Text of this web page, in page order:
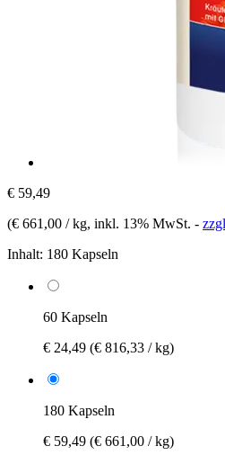
€ 59,49
(€ 661,00 / kg, inkl. 13% MwSt. -
Inhalt: 180 Kapseln
60 Kapseln
€ 24,49 (€ 816,33 / kg)
180 Kapseln
€ 59,49 (€ 661,00 / kg)